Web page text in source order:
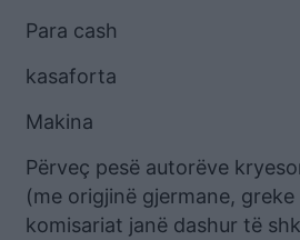
Para cash
kasaforta
Makina
Përveç pesë autorëve
(me origjinë gjermane,
komisariat janë dashur të